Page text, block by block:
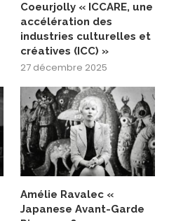
Coeurjolly « ICCARE, une
accélération des
industries culturelles et
créatives (ICC) »
27 décembre 2025
Amélie Ravalec «
Japanese Avant-Garde